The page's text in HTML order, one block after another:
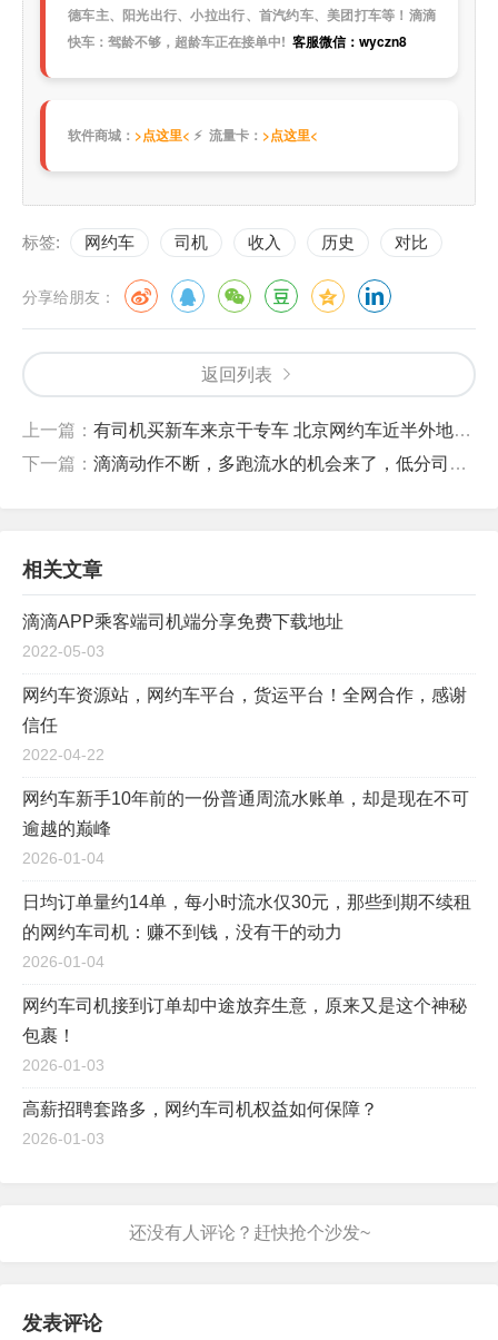
德车主、阳光出行、小拉出行、首汽约车、美团打车等！滴滴
快车：驾龄不够，超龄车正在接单中! 客服微信：wyczn8
软件商城： >点这里< ⚡ 流量卡： >点这里<
标签: 网约车 司机 收入 历史 对比
分享给朋友：
返回列表
上一篇： 有司机买新车来京干专车 北京网约车近半外地牌？
下一篇： 滴滴动作不断，多跑流水的机会来了，低分司机也能翻盘
相关文章
滴滴APP乘客端司机端分享免费下载地址
2022-05-03
网约车资源站，网约车平台，货运平台！全网合作，感谢
信任
2022-04-22
网约车新手10年前的一份普通周流水账单，却是现在不可
逾越的巅峰
2026-01-04
日均订单量约14单，每小时流水仅30元，那些到期不续租
的网约车司机：赚不到钱，没有干的动力
2026-01-04
网约车司机接到订单却中途放弃生意，原来又是这个神秘
包裹！
2026-01-03
高薪招聘套路多，网约车司机权益如何保障？
2026-01-03
发表评论